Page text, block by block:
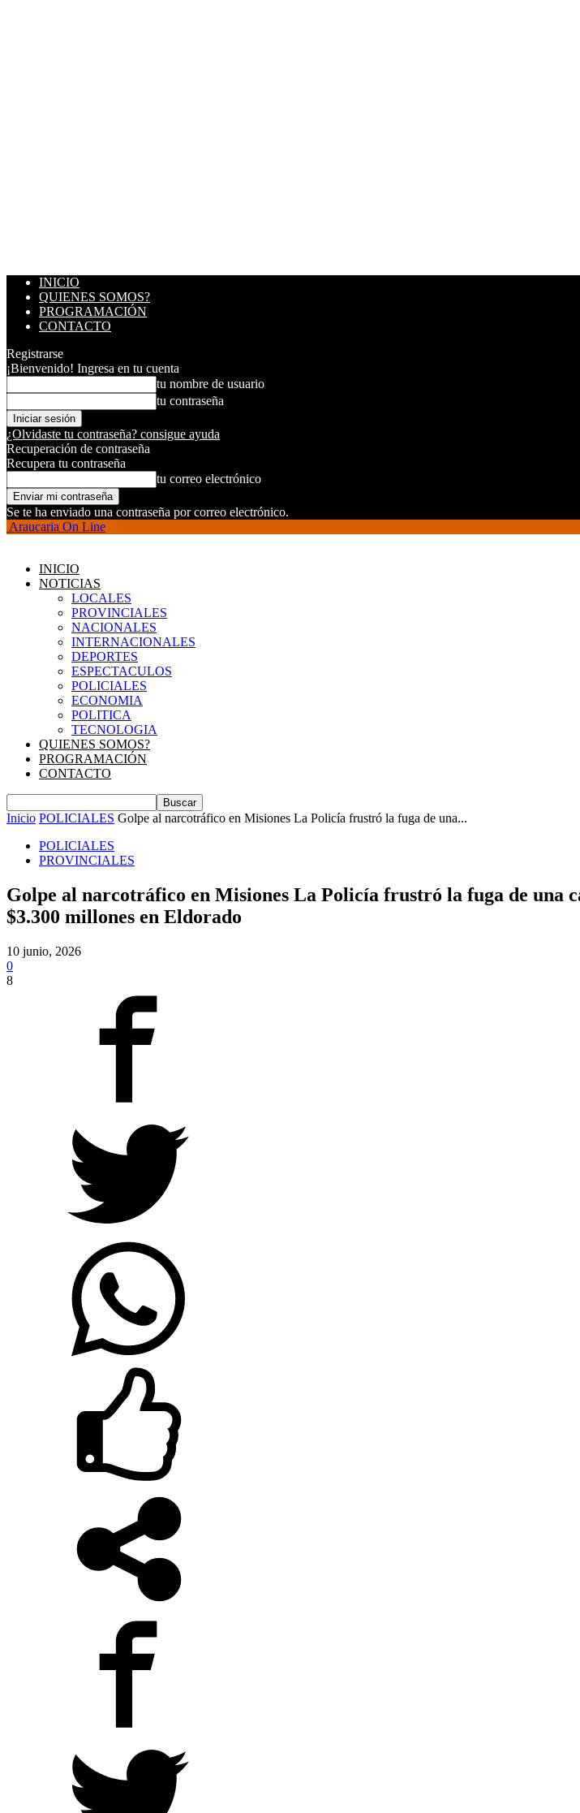
INICIO
QUIENES SOMOS?
PROGRAMACIÓN
CONTACTO
Registrarse
¡Bienvenido! Ingresa en tu cuenta
tu nombre de usuario
tu contraseña
¿Olvidaste tu contraseña? consigue ayuda
Recuperación de contraseña
Recupera tu contraseña
tu correo electrónico
Se te ha enviado una contraseña por correo electrónico.
Araucaria On Line
INICIO
NOTICIAS
LOCALES
PROVINCIALES
NACIONALES
INTERNACIONALES
DEPORTES
ESPECTACULOS
POLICIALES
ECONOMIA
POLITICA
TECNOLOGIA
QUIENES SOMOS?
PROGRAMACIÓN
CONTACTO
Inicio POLICIALES Golpe al narcotráfico en Misiones La Policía frustró la fuga de una...
POLICIALES
PROVINCIALES
Golpe al narcotráfico en Misiones La Policía frustró la fuga de una
$3.300 millones en Eldorado
10 junio, 2026
0
8